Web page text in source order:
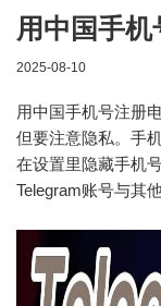
用中国手机
2025-08-10
用中国手机号注册
但要注意隐私。手
在设置里隐藏手机
Telegram账号与其